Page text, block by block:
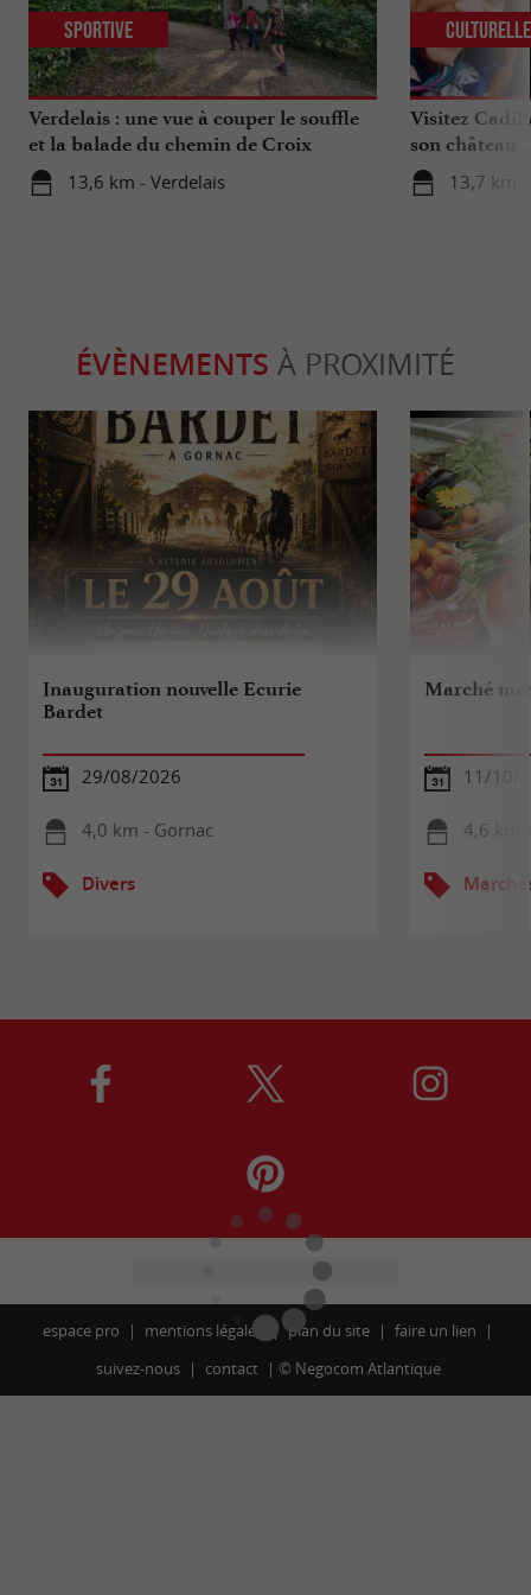
Verdelais : une vue à couper le souffle
et la balade du chemin de Croix
13,6 km - Verdelais
Sportive
Visitez
son château
13,7 km -
Culturelle
ÉVÈNEMENTS À PROXIMITÉ
Inauguration nouvelle Ecurie
Bardet
29/08/2026
4,0 km - Gornac
Divers
Marché
11/10/
4,6 km
espace pro mentions légales plan du site
faire un lien
suivez-nous
contact © Negocom Atlantique